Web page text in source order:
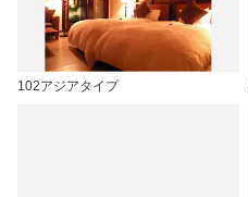
102アジアタイプ